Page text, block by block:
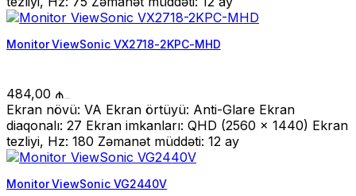
Monitor ViewSonic VX2718-2KPC-MHD
484,00 ₼
Ekran növü: VA Ekran örtüyü: Anti-Glare Ekran
diaqonalı: 27 Ekran imkanları: QHD (2560 x 1440) Ekran
tezliyi, Hz: 180 Zəmanət müddəti: 12 ay
Monitor ViewSonic VG2440V